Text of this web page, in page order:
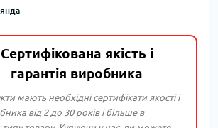
Сертифікована якість і
гарантія виробника
мають необхідні сертифікати якості і
від 2 до 30 років і більше в